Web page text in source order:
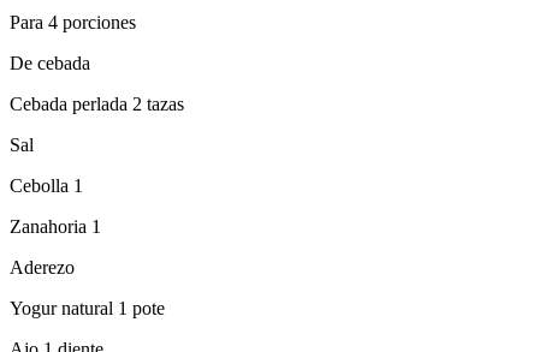
Para 4 porciones
De cebada
Cebada perlada 2 tazas
Sal
Cebolla 1
Zanahoria 1
Aderezo
Yogur natural 1 pote